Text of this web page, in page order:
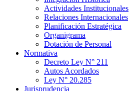
Actividades Institucionales
Relaciones Internacionales
Planificación Estratégica
Organigrama
Dotación de Personal
Normativa
Decreto Ley N° 211
Autos Acordados
Ley N° 20.285
Jurisprudencia